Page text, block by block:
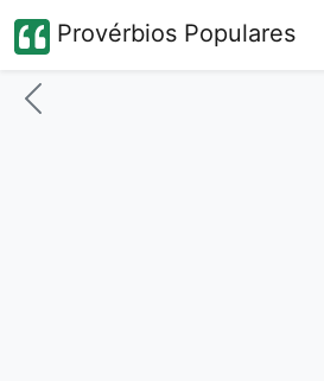
Provérbios Populares